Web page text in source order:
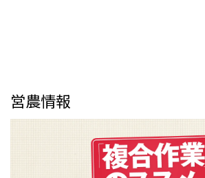
営農情報